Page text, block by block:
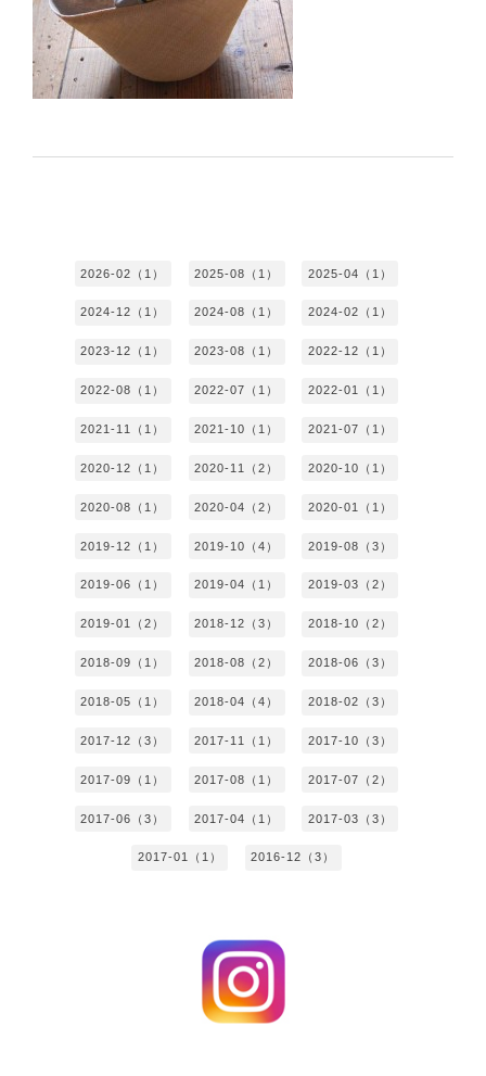
2026-02（1） 2025-08（1） 2025-04（1）
2024-12（1） 2024-08（1） 2024-02（1）
2023-12（1） 2023-08（1） 2022-12（1）
2022-08（1） 2022-07（1） 2022-01（1）
2021-11（1） 2021-10（1） 2021-07（1）
2020-12（1） 2020-11（2） 2020-10（1）
2020-08（1） 2020-04（2） 2020-01（1）
2019-12（1） 2019-10（4） 2019-08（3）
2019-06（1） 2019-04（1） 2019-03（2）
2019-01（2） 2018-12（3） 2018-10（2）
2018-09（1） 2018-08（2） 2018-06（3）
2018-05（1） 2018-04（4） 2018-02（3）
2017-12（3） 2017-11（1） 2017-10（3）
2017-09（1） 2017-08（1） 2017-07（2）
2017-06（3） 2017-04（1） 2017-03（3）
2017-01（1） 2016-12（3）